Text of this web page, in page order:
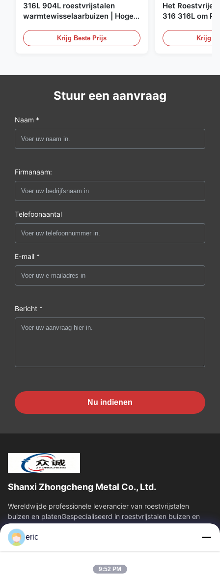
316L 904L roestvrijstalen
warmtewisselaarbuizen | Hoge
Krijg Beste Prijs
Het Roestvrije
316 316L om
Krijg
Stuur een aanvraag
Naam *
Firmanaam:
Telefoonaantal
E-mail *
Bericht *
Nu indienen
Shanxi Zhongcheng Metal Co., Ltd.
Wereldwijde professionele leverancier van roestvrijstalen
buizen en platenGespecialiseerd in roestvrijstalen buizen en
platen, en biedt een...
Snelkoppelingen
Fabrieksreis
eric
9:52 PM